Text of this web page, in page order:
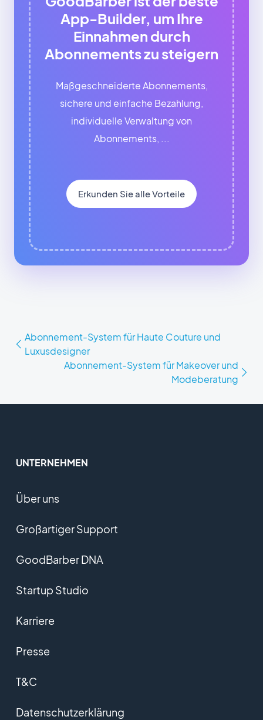
App-Builder, um Ihre
Einnahmen durch
Abonnements zu steigern
Maßgeschneiderte Abonnements,
sichere und einfache Bezahlung,
individuelle Verwaltung von
Abonnements, ...
Erkunden Sie alle Vorteile
Abonnement-System für Haute Couture und
Luxusdesigner
Abonnement-System für Makeover und
Modeberatung
UNTERNEHMEN
Über uns
Großartiger Support
GoodBarber DNA
Startup Studio
Karriere
Presse
T&C
Datenschutzerklärung